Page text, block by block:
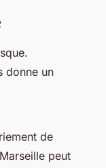
donne un
de
peut